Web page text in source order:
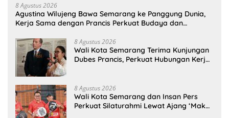
8 Agustus 2026
Agustina Wilujeng Bawa Semarang ke Panggung Dunia,
Kerja Sama dengan Prancis Perkuat Budaya dan
8 Agustus 2026
Wali Kota Semarang Terima Kunjungan
Dubes Prancis, Perkuat Hubungan Kerja
8 Agustus 2026
Wali Kota Semarang dan Insan Pers
Perkuat Silaturahmi Lewat Ajang ‘Mak